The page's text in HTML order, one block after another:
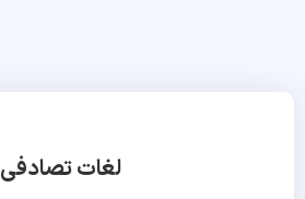
لغات تصادفی